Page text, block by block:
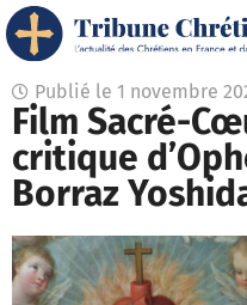
Publié le 1 novembre
Film Sacré-
critique
Borraz